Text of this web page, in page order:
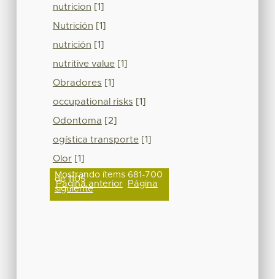
nutricion [1]
Nutrición [1]
nutrición [1]
nutritive value[1]
Obradores [1]
occupational risks [1]
Odontoma [2]
ogística transporte[1]
Olor[1]
Mostrando ítems 681-700
de 1105
Página anterior Página
siguiente